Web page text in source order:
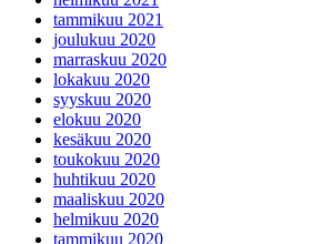
tammikuu 2021
joulukuu 2020
marraskuu 2020
lokakuu 2020
syyskuu 2020
elokuu 2020
kesäkuu 2020
toukokuu 2020
huhtikuu 2020
maaliskuu 2020
helmikuu 2020
tammikuu 2020